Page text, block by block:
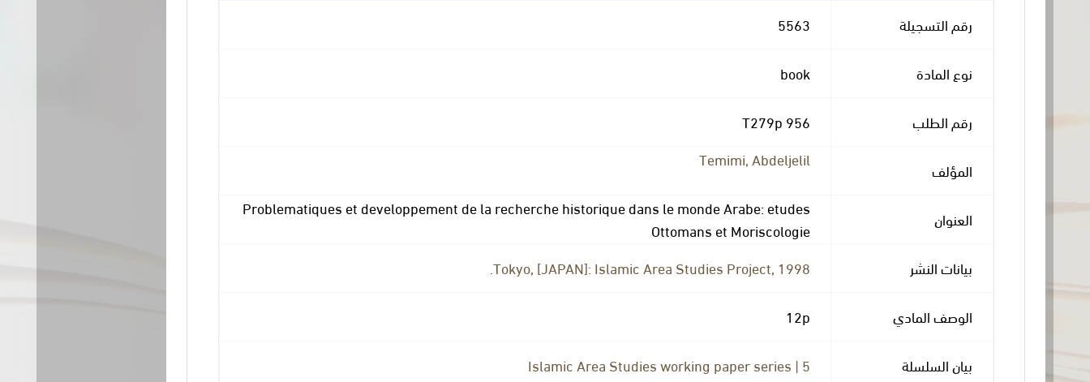
رقم التسجيلة 5563
نوع المادة book
رقم الطلب 956 T279p
المؤلف
Temimi, Abdeljelil
العنوان
Problematiques et developpement de la recherche historique dans le monde Arabe: etudes
Ottomans et Moriscologie
بيانات النشر
Tokyo, [JAPAN]: Islamic Area Studies Project, 1998.
الوصف المادي 12p
بيان السلسلة Islamic Area Studies working paper series | 5